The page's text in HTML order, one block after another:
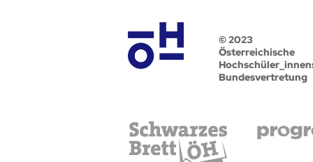
© 2023
Österreichische
Bundesvertretung